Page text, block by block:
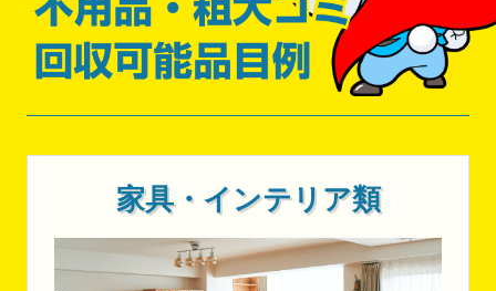
家具・インテリア類